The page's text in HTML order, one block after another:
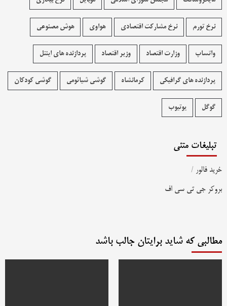
نرخ تورم نرخ مشارکت اقتصادی هواوی هوش مصنوعی
واتساپ وزارت اقتصاد وزیر اقتصاد پردازنده های اینتل
پردازنده های گرافیکی کرمانشاه گوشی شیائومی گوشی کودکان
گوگل یوتیوب
تبلیغات متنی
خرید فالور /
بروکر جی تی سی اف
مطالبی که شاید برایتان جالب باشد